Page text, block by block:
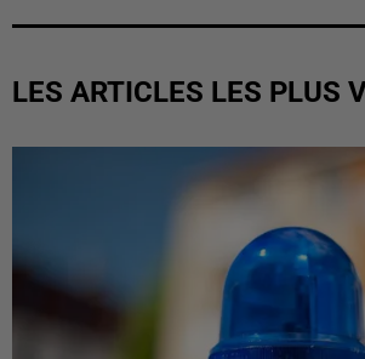
LES ARTICLES LES PLUS